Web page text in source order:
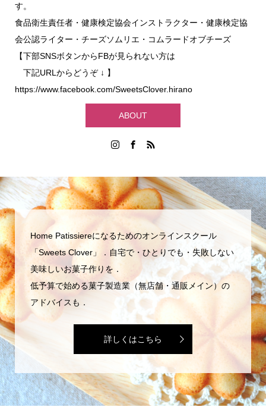
す。
食品衛生責任者・健康検定協会インストラクター・健康検定協
会公認ライター・チーズソムリエ・コムラードオブチーズ
【下部SNSボタンからFBが見られない方は
下記URLからどうぞ ↓ 】
https://www.facebook.com/SweetsClover.hirano
ABOUT
Home Patissiereになるためのオンラインスクール
「Sweets Clover」．自宅で・ひとりでも・失敗しない
美味しいお菓子作りを．
低予算で始める菓子製造業（無店舗・通販メイン）の
アドバイスも．
詳しくはこちら